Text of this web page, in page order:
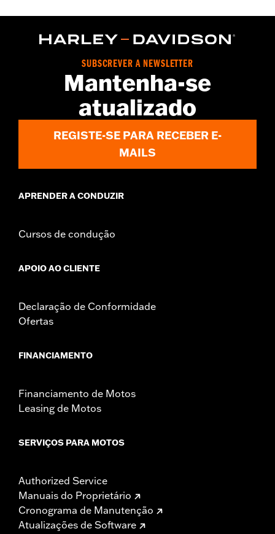
Material Diameter UOM:Inches
10 allen hole plugs
1 year limited warranty – Go towww.h-
for full details
SUBSCREVER A NEWSLETTER
Mantenha-se
atualizado
REGISTE-SE PARA RECEBER E-
MAILS
APRENDER A CONDUZIR
Cursos de condução
APOIO AO CLIENTE
Declaração de Conformidade
Ofertas
FINANCIAMENTO
Financiamento de Motos
Leasing de Motos
SERVIÇOS PARA MOTOS
Authorized Service
Manuais do Proprietário
Cronograma de Manutenção
Atualizações de Software